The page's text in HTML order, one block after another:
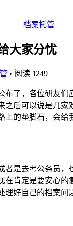
档案托管
大家分忧
• 阅读 1249
布了，各位研友
之后可以说是几
上的垫脚石，会
者是去考公务员
在肯定是要安心
好自己的档案问